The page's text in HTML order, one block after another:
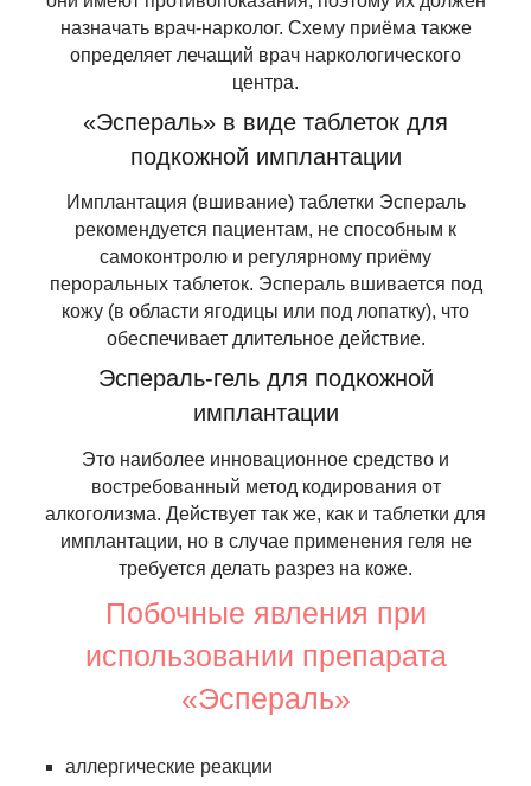
назначать врач-нарколог. Схему приёма также
определяет лечащий врач наркологического
центра.
«Эспераль» в виде таблеток для
подкожной имплантации
Имплантация (вшивание) таблетки Эспераль
рекомендуется пациентам, не способным к
самоконтролю и регулярному приёму
пероральных таблеток. Эспераль вшивается под
кожу (в области ягодицы или под лопатку), что
обеспечивает длительное действие.
Эспераль-гель для подкожной
имплантации
Это наиболее инновационное средство и
востребованный метод кодирования от
алкоголизма. Действует так же, как и таблетки для
имплантации, но в случае применения геля не
требуется делать разрез на коже.
Побочные явления при
использовании препарата
«Эспераль»
аллергические реакции